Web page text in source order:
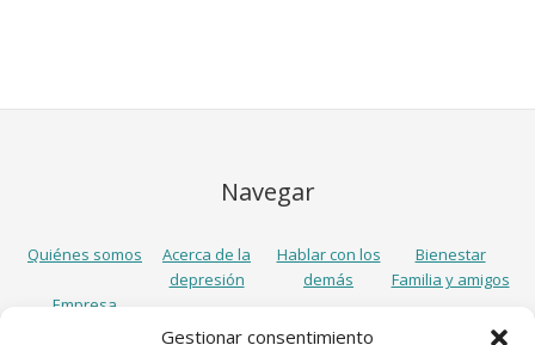
Gestionar consentimiento
Navegar
Quiénes somos
Acerca de la
depresión
Hablar con los
demás
Bienestar
Familia y amigos
Empresa